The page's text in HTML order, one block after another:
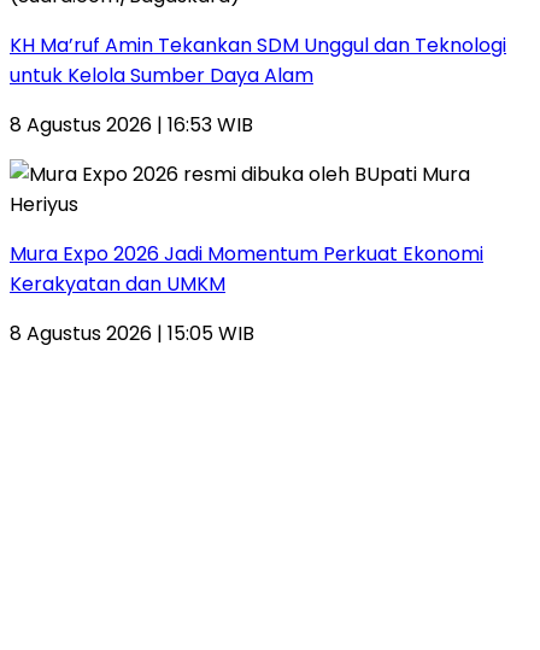
KH Ma’ruf Amin Tekankan SDM Unggul dan Teknologi
untuk Kelola Sumber Daya Alam
8 Agustus 2026 | 16:53 WIB
Mura Expo 2026 Jadi Momentum Perkuat Ekonomi
Kerakyatan dan UMKM
8 Agustus 2026 | 15:05 WIB